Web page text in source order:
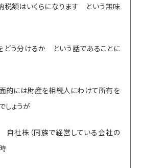
税額はいくらになります という無味
どう分けるか という話であることに
的には財産を相続人にわけて所有を
しょうが
社株（同族で経営している会社の